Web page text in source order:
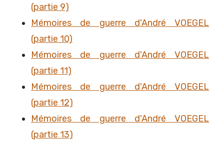
(partie 9)
Mémoires de guerre d'André VOEGEL
(partie 10)
Mémoires de guerre d'André VOEGEL
(partie 11)
Mémoires de guerre d'André VOEGEL
(partie 12)
Mémoires de guerre d'André VOEGEL
(partie 13)